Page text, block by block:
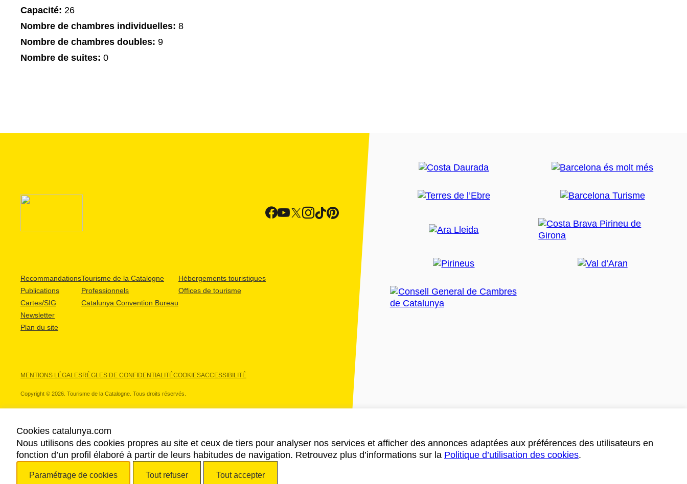
Capacité: 26
Nombre de chambres individuelles: 8
Nombre de chambres doubles: 9
Nombre de suites: 0
Recommandations
Publications
Cartes/SIG
Newsletter
Plan du site
Tourisme de la Catalogne
Professionnels
Catalunya Convention Bureau
Hébergements touristiques
Offices de tourisme
MENTIONS LÉGALESRÈGLES DE CONFIDENTIALITÉCOOKIESACCESSIBILITÉ
Copyright © 2026. Tourisme de la Catalogne. Tous droits réservés.
NOS PARTENAIRES
Cookies catalunya.com
Nous utilisons des cookies propres au site et ceux de tiers pour analyser nos services et afficher des annonces adaptées aux préférences des utilisateurs en
fonction d’un profil élaboré à partir de leurs habitudes de navigation. Retrouvez plus d’informations sur la Politique d’utilisation des cookies.
Paramétrage de cookies Tout refuser Tout accepter